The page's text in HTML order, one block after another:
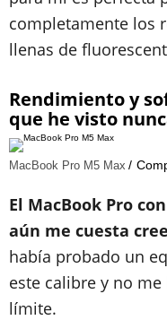
completamente los
llenas de
Rendimiento y
que he visto
MacBook Pro M5 Max
El MacBook Pro
aún me cuesta
había probado un
este calibre y no
límite.